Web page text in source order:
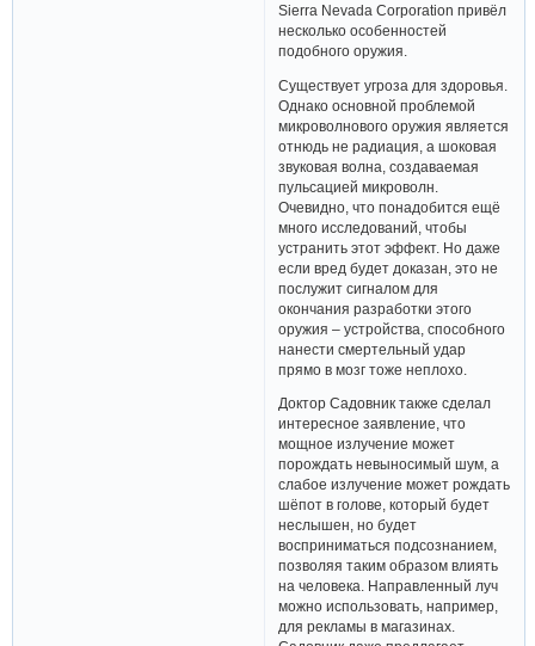
Sierra Nevada Corporation привёл
несколько особенностей
подобного оружия.
Существует угроза для здоровья.
Однако основной проблемой
микроволнового оружия является
отнюдь не радиация, а шоковая
звуковая волна, создаваемая
пульсацией микроволн.
Очевидно, что понадобится ещё
много исследований, чтобы
устранить этот эффект. Но даже
если вред будет доказан, это не
послужит сигналом для
окончания разработки этого
оружия – устройства, способного
нанести смертельный удар
прямо в мозг тоже неплохо.
Доктор Садовник также сделал
интересное заявление, что
мощное излучение может
порождать невыносимый шум, а
слабое излучение может рождать
шёпот в голове, который будет
неслышен, но будет
восприниматься подсознанием,
позволяя таким образом влиять
на человека. Направленный луч
можно использовать, например,
для рекламы в магазинах.